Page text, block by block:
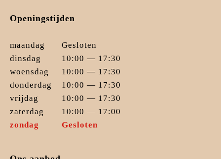
Openingstijden
maandag
Gesloten
dinsdag
10:00 — 17:30
woensdag
10:00 — 17:30
donderdag
10:00 — 17:30
vrijdag
10:00 — 17:30
zaterdag
10:00 — 17:00
zondag
Gesloten